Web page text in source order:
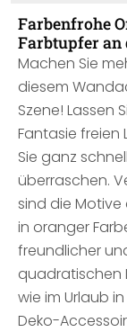
Farbenfrohe
Farbtupfer an
Machen Sie
diesem
Szene! Lassen
Fantasie freien
Sie ganz
überraschen.
sind die Motive
in oranger
freundlicher
quadratischen
wie im Urlaub
Deko-